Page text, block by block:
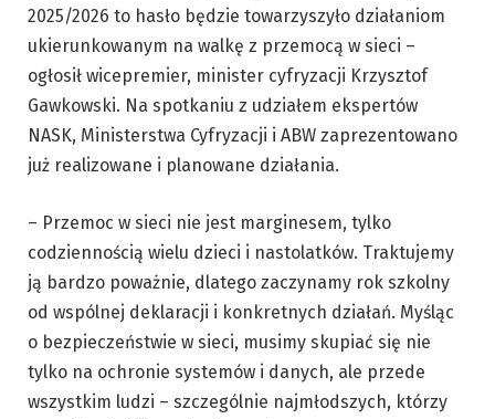
2025/2026 to hasło będzie towarzyszyło działaniom
ukierunkowanym na walkę z przemocą w sieci –
ogłosił wicepremier, minister cyfryzacji Krzysztof
Gawkowski. Na spotkaniu z udziałem ekspertów
NASK, Ministerstwa Cyfryzacji i ABW zaprezentowano
już realizowane i planowane działania.
– Przemoc w sieci nie jest marginesem, tylko
codziennością wielu dzieci i nastolatków. Traktujemy
ją bardzo poważnie, dlatego zaczynamy rok szkolny
od wspólnej deklaracji i konkretnych działań. Myśląc
o bezpieczeństwie w sieci, musimy skupiać się nie
tylko na ochronie systemów i danych, ale przede
wszystkim ludzi – szczególnie najmłodszych, którzy